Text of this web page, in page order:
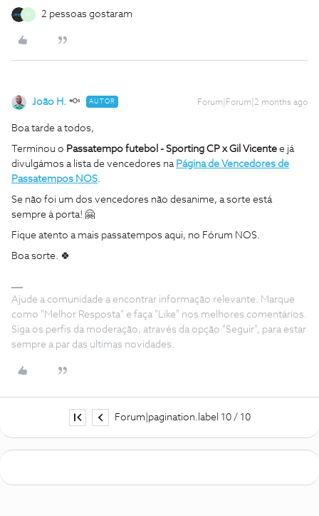
M 2 pessoas gostaram
João H. AUTOR Forum|Forum|2 months ago
Boa tarde a todos,
Terminou o Passatempo futebol - Sporting CP x Gil Vicente e já
divulgámos a lista de vencedores na Página de Vencedores de
Passatempos NOS.
Se não foi um dos vencedores não desanime, a sorte está
sempre à porta! 🤗
Fique atento a mais passatempos aqui, no Fórum NOS.
Boa sorte. 🍀
Ajude a comunidade a encontrar informação relevante. Marque
como "Melhor Resposta" e faça "Like" nos melhores comentários.
Siga os perfis da moderação, através da opção "Seguir", para estar
sempre a par das ultimas novidades.
Forum|pagination.label 10 / 10